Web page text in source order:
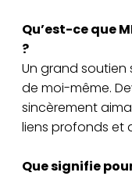
Qu’est-ce que
?
Un grand
de moi-même.
sincèrement
liens profonds et
Que signifie